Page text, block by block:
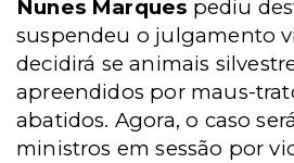
Nunes Marques pediu
suspendeu o julgamento
decidirá se animais
apreendidos por maus-
abatidos. Agora, o caso
ministros em sessão por